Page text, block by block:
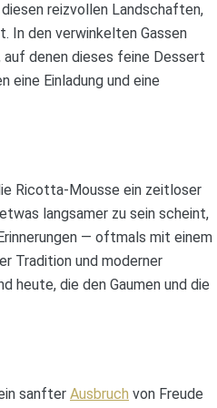
reizvollen Landschaften,
In den verwinkelten Gassen
denen dieses feine Dessert
eine Einladung und eine
Ricotta-Mousse ein zeitloser
langsamer zu sein scheint,
— oftmals mit einem
Tradition und moderner
heute, die den Gaumen und die
sanfter Ausbruch von Freude